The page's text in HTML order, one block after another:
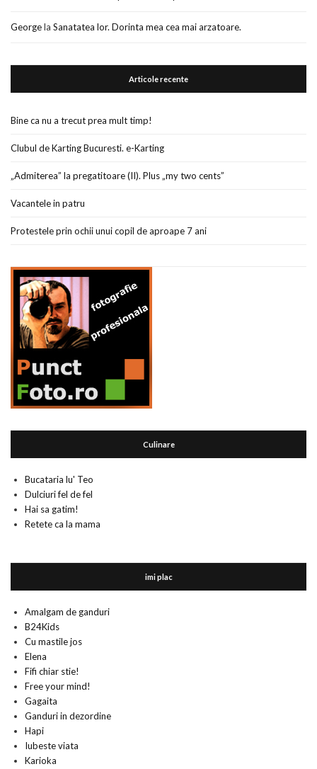
Georgela Sanatatea lor. Dorinta mea cea mai arzatoare.
Articole recente
Bine ca nu a trecut prea mult timp!
Clubul de Karting Bucuresti. e-Karting
„Admiterea” la pregatitoare (II). Plus „my two cents”
Vacantele in patru
Protestele prin ochii unui copil de aproape 7 ani
Culinare
Bucataria lu' Teo
Dulciuri fel de fel
Hai sa gatim!
Retete ca la mama
imi plac
Amalgam de ganduri
B24Kids
Cu mastile jos
Elena
Fifi chiar stie!
Free your mind!
Gagaita
Ganduri in dezordine
Hapi
Iubeste viata
Karioka